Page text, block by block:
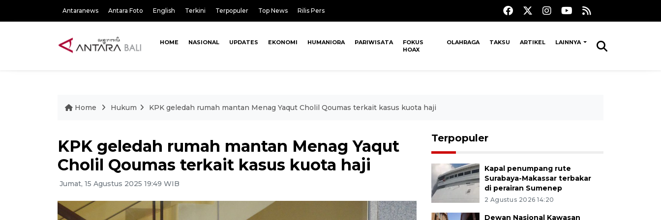
Antaranews Antara Foto English Terkini Terpopuler Top News Rilis Pers
HOME NASIONAL UPDATES EKONOMI HUMANIORA PARIWISATA
FOKUS
HOAX
OLAHRAGA TAKSU ARTIKEL LAINNYA
Home Hukum KPK geledah rumah mantan Menag Yaqut Cholil Qoumas terkait kasus kuota haji
KPK geledah rumah mantan Menag Yaqut
Cholil Qoumas terkait kasus kuota haji
Jumat, 15 Agustus 2025 19:49 WIB
Terpopuler
Kapal penumpang rute
Surabaya-Makassar terbakar
di perairan Sumenep
2 Agustus 2026 14:20
Dewan Nasional Kawasan